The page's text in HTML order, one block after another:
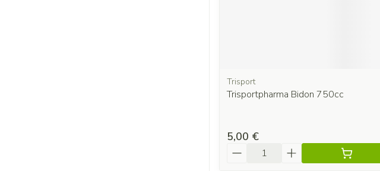
Trisport
Trisportpharma Bidon 750cc
5,00 €
Quantité